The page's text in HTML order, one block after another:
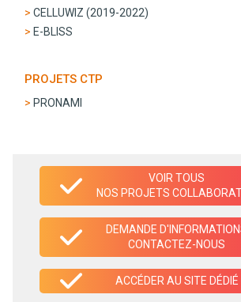
CELLUWIZ (2019-2022)
E-BLISS
PROJETS CTP
PRONAMI
VOIR TOUS
NOS PROJETS
DEMANDE
CONTACTEZ-NOUS
ACCÉDER AU SITE DÉDIÉ